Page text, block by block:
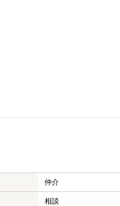
仲介
相談